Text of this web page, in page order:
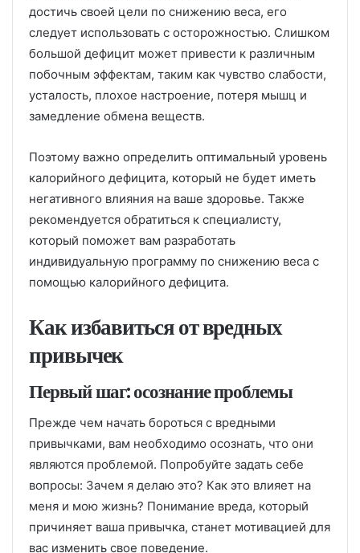
достичь своей цели по снижению веса, его
следует использовать с осторожностью. Слишком
большой дефицит может привести к различным
побочным эффектам, таким как чувство слабости,
усталость, плохое настроение, потеря мышц и
замедление обмена веществ.
Поэтому важно определить оптимальный уровень
калорийного дефицита, который не будет иметь
негативного влияния на ваше здоровье. Также
рекомендуется обратиться к специалисту,
который поможет вам разработать
индивидуальную программу по снижению веса с
помощью калорийного дефицита.
Как избавиться от вредных
привычек
Первый шаг: осознание проблемы
Прежде чем начать бороться с вредными
привычками, вам необходимо осознать, что они
являются проблемой. Попробуйте задать себе
вопросы: Зачем я делаю это? Как это влияет на
меня и мою жизнь? Понимание вреда, который
причиняет ваша привычка, станет мотивацией для
вас изменить свое поведение.